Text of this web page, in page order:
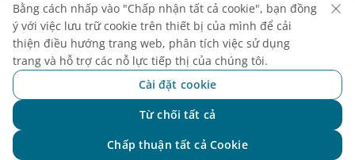
Quận Hoàn Kiếm
Giờ mở cửa:07:30 sáng - 11:30 tối
Phạm vi giá:50.000 – 500.000 VND/sản phẩm
Ban Công Cafe là một nơi quyến rũ nằm ở Phố Cổ
Hà Nội, nằm trong một biệt thự Pháp lịch sử. Quán
cà phê cung cấp sự kết hợp hài hòa giữa ẩm thực
truyền thống Việt Nam và phương Tây, bao gồm
Bằng cách nhấp vào "Chấp nhận tất cả cookie", bạn đồng
ý với việc lưu trữ cookie trên thiết bị của mình để cải
thiện điều hướng trang web, phân tích việc sử dụng
trang và hỗ trợ các nỗ lực tiếp thị của chúng tôi.
Cài đặt cookie
Từ chối tất cả
Chấp thuận tất cả Cookie